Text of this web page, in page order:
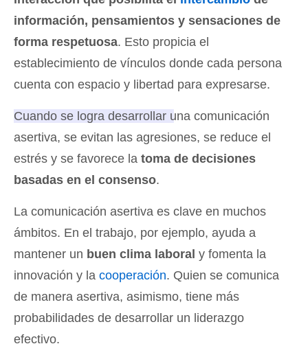
información, pensamientos y sensaciones de
forma respetuosa. Esto propicia el
establecimiento de vínculos donde cada persona
cuenta con espacio y libertad para expresarse.
Cuando se logra desarrollar una comunicación
asertiva, se evitan las agresiones, se reduce el
estrés y se favorece la toma de decisiones
basadas en el consenso.
La comunicación asertiva es clave en muchos
ámbitos. En el trabajo, por ejemplo, ayuda a
mantener un buen clima laboral y fomenta la
innovación y la cooperación. Quien se comunica
de manera asertiva, asimismo, tiene más
probabilidades de desarrollar un liderazgo
efectivo.